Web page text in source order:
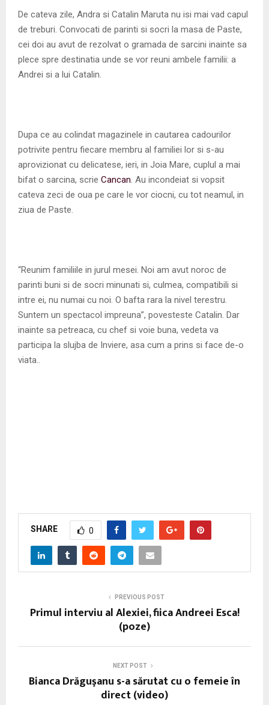
E
N
De cateva zile, Andra si Catalin Maruta nu isi mai vad capul
de treburi. Convocati de parinti si socri la masa de Paste,
cei doi au avut de rezolvat o gramada de sarcini inainte sa
plece spre destinatia unde se vor reuni ambele familii: a
Andrei si a lui Catalin.
Dupa ce au colindat magazinele in cautarea cadourilor
potrivite pentru fiecare membru al familiei lor si s-au
aprovizionat cu delicatese, ieri, in Joia Mare, cuplul a mai
bifat o sarcina, scrie Cancan . Au incondeiat si vopsit
cateva zeci de oua pe care le vor ciocni, cu tot neamul, in
ziua de Paste.
“Reunim familiile in jurul mesei. Noi am avut noroc de
parinti buni si de socri minunati si, culmea, compatibili si
intre ei, nu numai cu noi. O bafta rara la nivel terestru.
Suntem un spectacol impreuna”, povesteste Catalin. Dar
inainte sa petreaca, cu chef si voie buna, vedeta va
participa la slujba de Inviere, asa cum a prins si face de-o
viata..
SHARE 0
PREVIOUS POST
Primul interviu al Alexiei, fiica Andreei Esca!
(poze)
NEXT POST
Bianca Drăguşanu s-a sărutat cu o femeie în
direct (video)